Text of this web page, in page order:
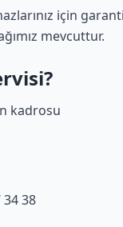
için
mevcuttur.
kadrosu
38